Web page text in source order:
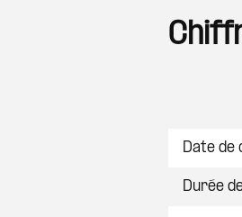
Date de
Durée